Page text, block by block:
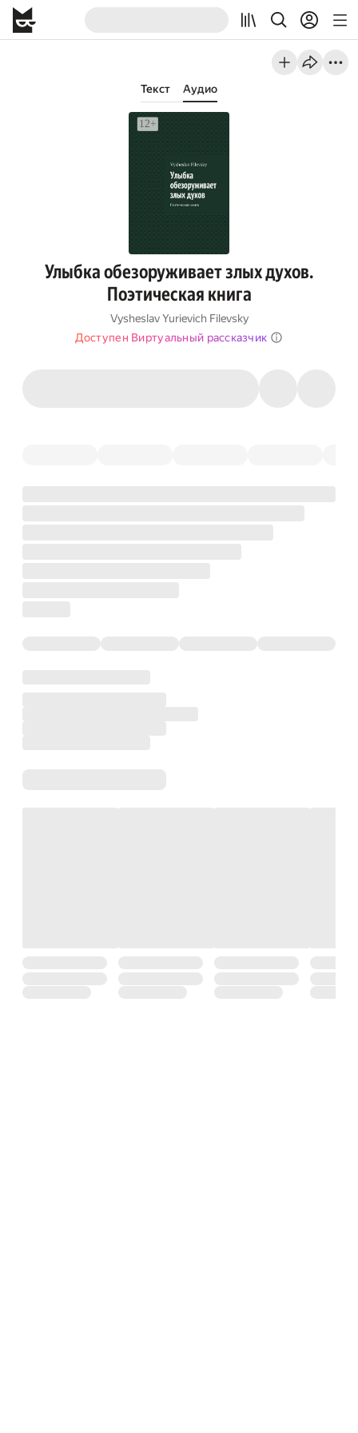
Текст Аудио
Улыбка обезоруживает злых духов.
Поэтическая книга
Vysheslav Yurievich Filevsky
Доступен Виртуальный рассказчик